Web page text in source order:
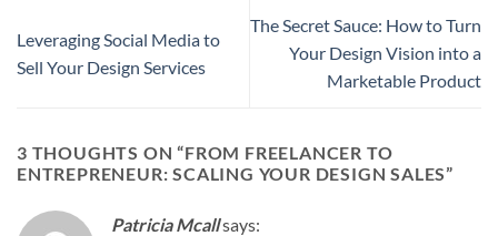
Leveraging Social Media to
Sell Your Design Services
The Secret Sauce: How to Turn
Your Design Vision into a
Marketable Product
3 THOUGHTS ON “FROM FREELANCER TO
ENTREPRENEUR: SCALING YOUR DESIGN SALES”
Patricia Mcallsays: